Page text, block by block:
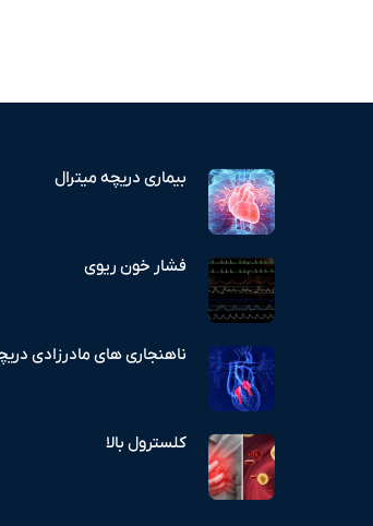
بیماری دریچه میترال
فشار خون ریوی
ناهنجاری های مادرزادی
کلسترول بالا